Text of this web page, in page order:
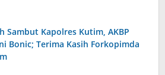
Sambut Kapolres Kutim, AKBP
Bonic; Terima Kasih Forkopimda